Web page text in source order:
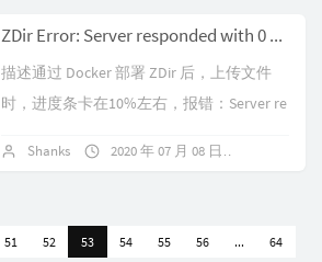
ZDir Error: Server responded with 0 code
描述通过 Docker 部署 ZDir 后，上传文件
时，进度条卡在10%左右，报错：Server re
Shanks 2020 年 07 月 08 日
51 52 53 54 55 56 ... 64